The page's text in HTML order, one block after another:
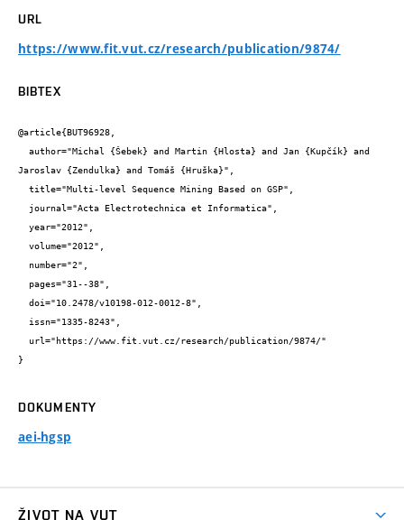
URL
https://www.fit.vut.cz/research/publication/9874/
BIBTEX
@article{BUT96928,
Jaroslav {Zendulka} and Tomáš {Hruška}",
}
DOKUMENTY
aei-hgsp
ŽIVOT NA VUT